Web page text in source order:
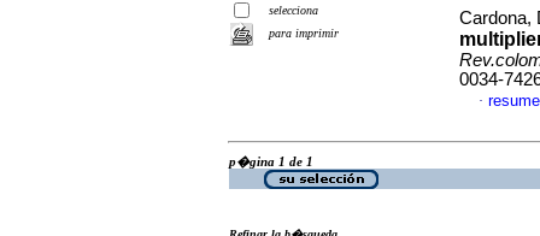
selecciona
para imprimir
0034-
·
p�gina 1 de 1